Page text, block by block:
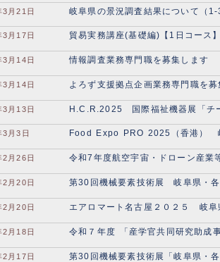
月21日 岐阜県の景況調査結果について（
月17日 貿易実務講座(基礎編)【1日コース
月14日 情報調査業務専門職を募集します
月14日 よろず支援拠点企画業務専門職を
月13日 H.C.R.2025 国際福祉機器展「チ
月3日 Food Expo PRO 2025（香港）
月26日 令和7年度航空宇宙・ドローン産業
月20日 第30回機械要素技術展 岐阜県・
月20日 エアロマート名古屋２０２５ 岐阜
月18日 令和７年度 「産学官共同研究助成
月17日
第30回機械要素技術展「岐阜県・